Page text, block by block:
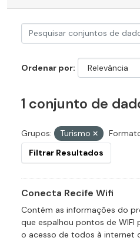
Ordenar por
1 conjunto de
Grupos: Turismo
Filtrar Resultados
Conecta Recife Wifi
Contém as informações do
que espalhou pontos de WIFI
o acesso de todos à internet